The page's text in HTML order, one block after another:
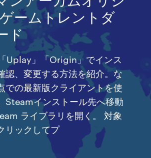
ームトレントダ
ド
Uplay」「Origin」でインス
認、変更する方法を紹介。な
での最新版クライアントを使
Steamインストール先へ移動
ライブラリを開く。 対象
リックしてプ